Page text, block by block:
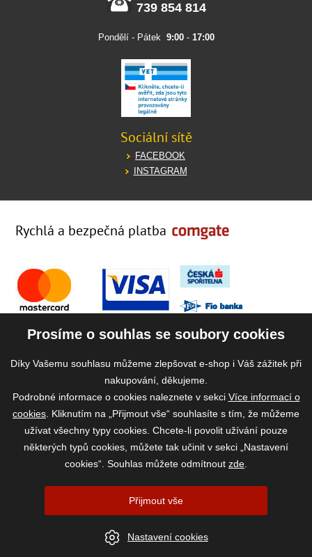
739 854 814
Pondělí - Pátek 9:00- 17:00
Sociální sítě
FACEBOOK
INSTAGRAM
Rychlá a bezpečná platba
2026 ©www.vase-krmivo.cz- Tomáš Kroupa e-shop, Kanice 307, 664 01
Brno-venkov, IČ: 75785439
Prosíme o souhlas se soubory cookies
Díky Vašemu souhlasu můžeme zlepšovat e-shop i Váš zážitek při
nakupování, děkujeme.
Podrobné informace o cookies naleznete v sekci Více informací o
cookies . Kliknutím na „Přijmout vše“ souhlasíte s tím, že můžeme
užívat všechny typy cookies. Chcete-li povolit užívání pouze
některých typů cookies, můžete tak učinit v sekci „Nastavení
cookies“. Souhlas můžete odmítnout zde
Přijmout vše
Nastavení cookies